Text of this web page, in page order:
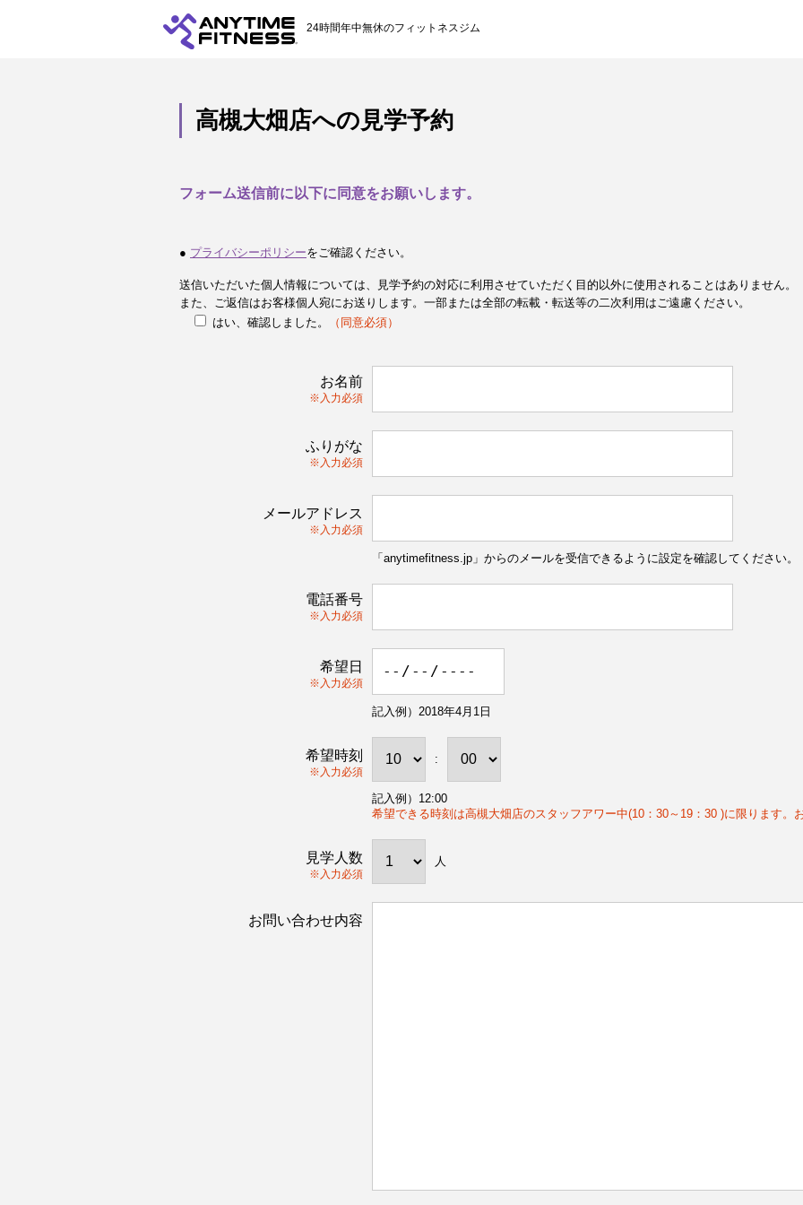
24時間年中無休のフィットネスジム
高槻大畑店への見学予約
フォーム送信前に以下に同意をお願いします。
● プライバシーポリシーをご確認ください。
送信いただいた個人情報については、見学予約の対応に利用させていただく目的以外に使用されることはありません。
また、ご返信はお客様個人宛にお送りします。一部または全部の転載・転送等の二次利用はご遠慮ください。
はい、確認しました。
（同意必須）
お名前
※入力必須
ふりがな
※入力必須
メールアドレス
※入力必須
「anytimefitness.jp」からのメールを受信できるように設定を確認してください。
電話番号
※入力必須
希望日
※入力必須
記入例）2018年4月1日
希望時刻
※入力必須
:
記入例）12:00
希望できる時刻は高槻大畑店のスタッフアワー中(10：30～19：30 )に限ります。
見学人数
※入力必須
人
お問い合わせ内容